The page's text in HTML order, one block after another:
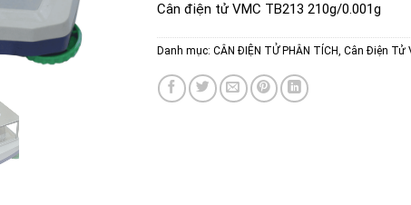
Cân điện tử VMC TB213 210g/0.001g
Danh mục: CÂN ĐIỆN TỬ PHÂN TÍCH Cân Điện Tử